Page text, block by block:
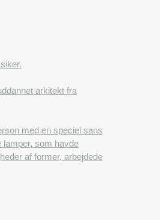
arkitekt fra
med en speciel sans
som havde
af former, arbejdede